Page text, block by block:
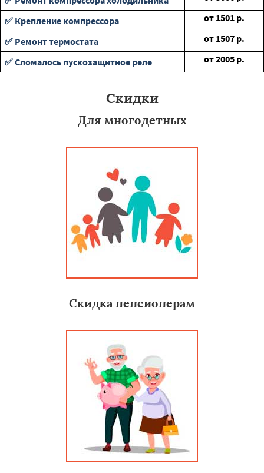
✅ Крепление компрессора
от 1501 р.
✅ Ремонт термостата
от 1507 р.
✅ Сломалось пускозащитное реле
от2005 р.
Скидки
Для многодетных
Скидка пенсионерам